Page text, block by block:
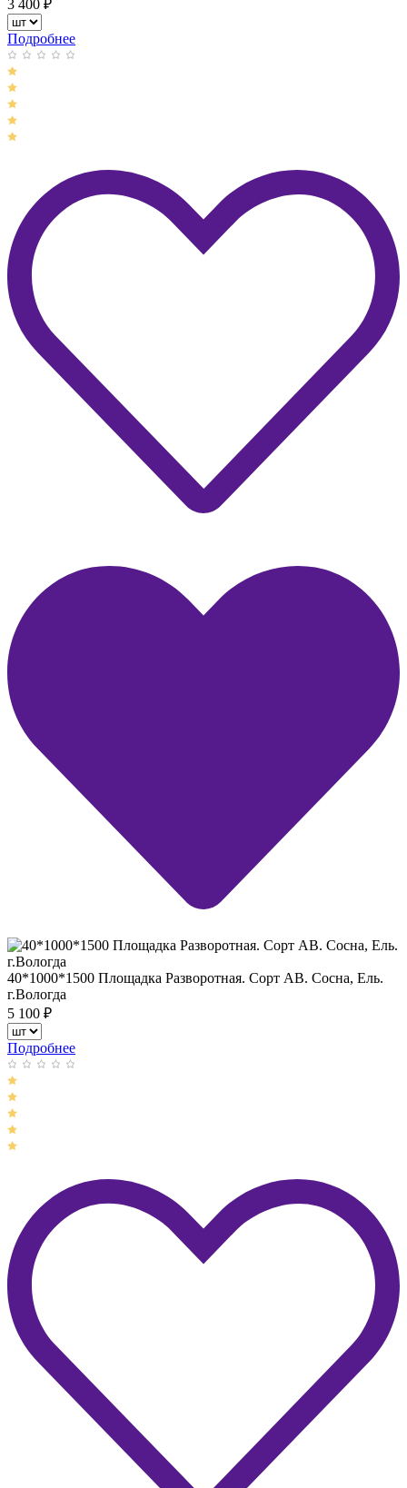
3 400 ₽
Подробнее
40*1000*1500 Площадка Разворотная. Сорт АВ. Сосна, Ель.
г.Вологда
5 100 ₽
Подробнее